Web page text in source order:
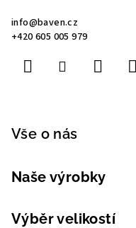
info@baven.cz
+420 605 005 979
Vše o nás
Naše výrobky
Výběr velikostí